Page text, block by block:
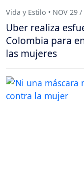
Vida y Estilo • NOV 29 /
Uber realiza
Colombia para
las mujeres